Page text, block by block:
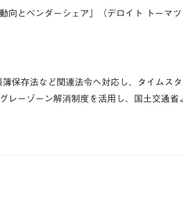
とベンダーシェア」（デロイト トーマツ
保存法など関連法令へ対応し、タイムス
レーゾーン解消制度を活用し、国土交通省